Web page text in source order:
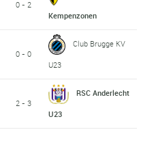
0 - 2
Kempenzonen
0 - 0
Club Brugge KV
U23
2 - 3
RSC Anderlecht
U23